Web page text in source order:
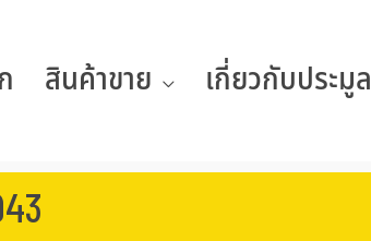
สินค้าขาย เกี่ยวกับประมูล